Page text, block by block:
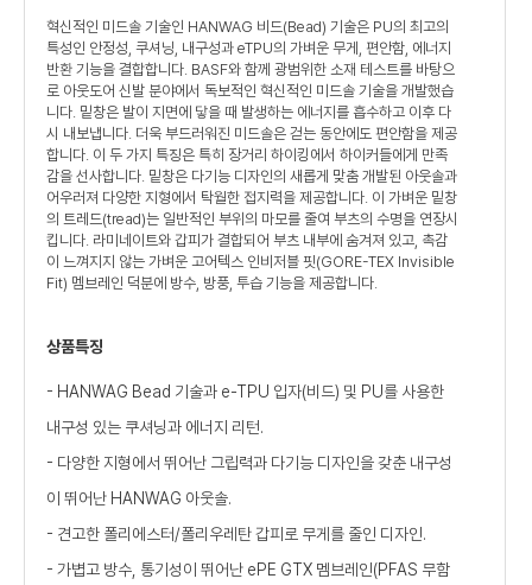
혁신적인 미드솔 기술인 HANWAG 비드(Bead) 기술은 PU의 최고의
특성인 안정성, 쿠셔닝, 내구성과 eTPU의 가벼운 무게, 편안함, 에너지
반환 기능을 결합합니다. BASF와 함께 광범위한 소재 테스트를 바탕으
로 아웃도어 신발 분야에서 독보적인 혁신적인 미드솔 기술을 개발했습
니다. 밑창은 발이 지면에 닿을 때 발생하는 에너지를 흡수하고 이후 다
시 내보냅니다. 더욱 부드러워진 미드솔은 걷는 동안에도 편안함을 제공
합니다. 이 두 가지 특징은 특히 장거리 하이킹에서 하이커들에게 만족
감을 선사합니다. 밑창은 다기능 디자인의 새롭게 맞춤 개발된 아웃솔과
어우러져 다양한 지형에서 탁월한 접지력을 제공합니다. 이 가벼운 밑창
의 트레드(tread)는 일반적인 부위의 마모를 줄여 부츠의 수명을 연장시
킵니다. 라미네이트와 갑피가 결합되어 부츠 내부에 숨겨져 있고, 촉감
이 느껴지지 않는 가벼운 고어텍스 인비저블 핏(GORE-TEX Invisible
Fit) 멤브레인 덕분에 방수, 방풍, 투습 기능을 제공합니다.
상품특징
- HANWAG Bead 기술과 e-TPU 입자(비드) 및 PU를 사용한
내구성 있는 쿠셔닝과 에너지 리턴.
- 다양한 지형에서 뛰어난 그립력과 다기능 디자인을 갖춘 내구성
이 뛰어난 HANWAG 아웃솔.
- 견고한 폴리에스터/폴리우레탄 갑피로 무게를 줄인 디자인.
- 가볍고 방수, 통기성이 뛰어난 ePE GTX 멤브레인(PFAS 무함